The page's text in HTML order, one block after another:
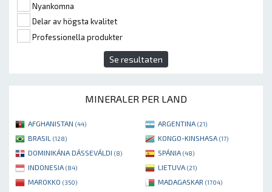
Nyankomna
Delar av högsta kvalitet
Professionella produkter
Se resultaten
MINERALER PER LAND
AFGHANISTAN (44) ARGENTINA (21)
BRASIL (128) KONGO-KINSHASA (17)
DOMINIKÁNA DÁSSEVÁLDI (8) SPÁNIA (48)
INDONESIA (84) LIETUVA (21)
MAROKKO (350) MADAGASKAR (1704)